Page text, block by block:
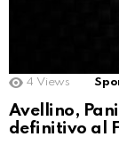
4 Views
Avellino,
definitivo al